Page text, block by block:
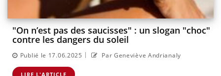
"On n’est pas des saucisses" : un slogan "choc"
contre les dangers du soleil
Publié le 17.06.2025 | Par Geneviève Andrianaly
LIRE L'ARTICLE